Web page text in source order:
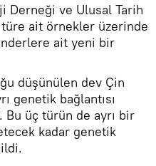
Derneği ve Ulusal Tarih
türe ait örnekler üzerinde
ait yeni bir
düşünülen dev Çin
genetik bağlantısı
üç türün de ayrı bir
kadar genetik